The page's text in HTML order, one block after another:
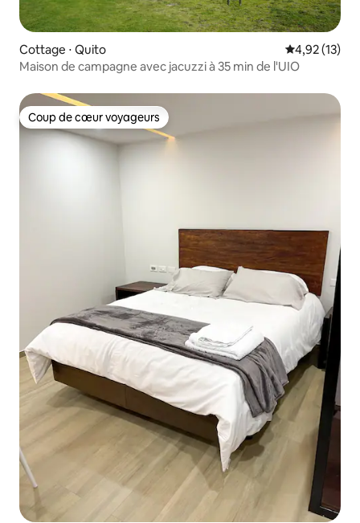
Cottage ⋅ Quito Évaluation
4,92 (13)
Maison de campagne avec jacuzzi à 35 min de l'UIO
Coup de cœur voyageurs
Coup de cœur voyageurs